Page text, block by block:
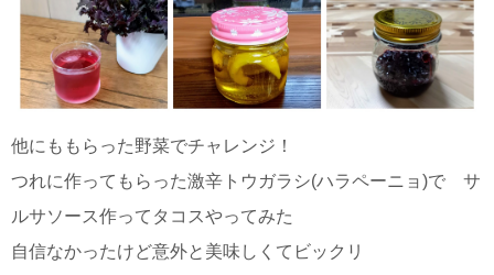
他にももらった野菜でチャレンジ！
つれに作ってもらった激辛トウガラシ(ハラペーニョ)で サ
ルサソース作ってタコスやってみた
自信なかったけど意外と美味しくてビックリ